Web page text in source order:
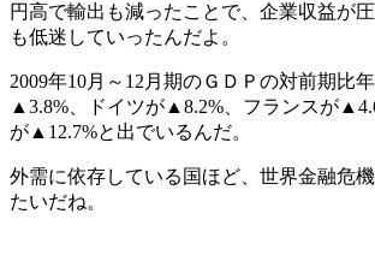
円高で輸出も減ったことで、企業収益が
も低迷していったんだよ。
2009年10月～12月期のＧＤＰの対前期比
▲3.8%、ドイツが▲8.2%、フランスが
が▲12.7%と出でいるんだ。
外需に依存している国ほど、世界金融危
たいだね。